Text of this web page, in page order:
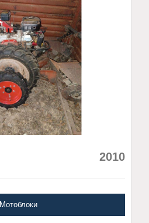
2010
Мотоблоки